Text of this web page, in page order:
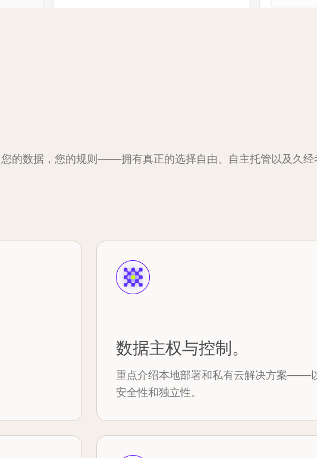
您的数据，您的规则——拥有真正的选择自由、自主托管以及久经
数据主权与控制。
重点介绍本地部署和私有云解决方案——
安全性和独立性。